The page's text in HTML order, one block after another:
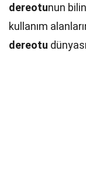
dereotunun
kullanım
dereotu